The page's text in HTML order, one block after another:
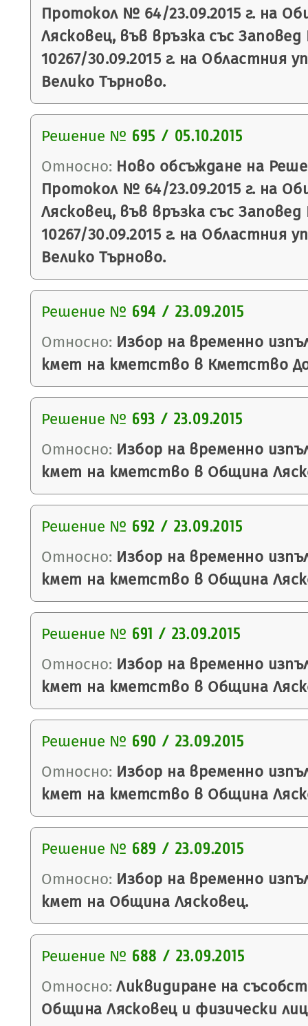
Протокол № 64/23.09.2015 г. на
Лясковец, във връзка със
10267/30.09.2015 г. на Областния
Велико Търново.
Решение № 695 / 05.10.2015
Относно: Ново обсъждане на
Протокол № 64/23.09.2015 г. на
Лясковец, във връзка със
10267/30.09.2015 г. на Областния
Велико Търново.
Решение № 694 / 23.09.2015
Относно: Избор на временно
кмет на кметство в Кметство
Решение № 693 / 23.09.2015
Относно: Избор на временно
кмет на кметство в Община
Решение № 692 / 23.09.2015
Относно: Избор на временно
кмет на кметство в Община
Решение № 691 / 23.09.2015
Относно: Избор на временно
кмет на кметство в Община
Решение № 690 / 23.09.2015
Относно: Избор на временно
кмет на кметство в Община
Решение № 689 / 23.09.2015
Относно: Избор на временно
кмет на Община Лясковец.
Решение № 688 / 23.09.2015
Относно: Ликвидиране на
Община Лясковец и физически